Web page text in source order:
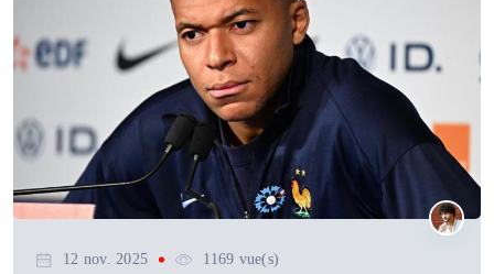
12 nov. 2025 1169 vue(s)